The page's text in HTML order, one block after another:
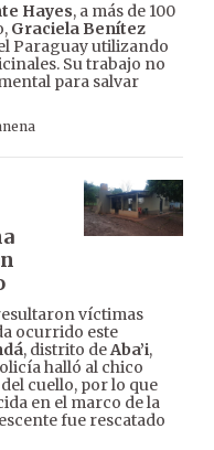
Hayes, a más de 100
Graciela Benítez
Paraguay utilizando
Su trabajo no
para salvar
víctimas
ocurrido este
, distrito deAba’i,
halló al chico
cuello, por lo que
en el marco de la
fue rescatado